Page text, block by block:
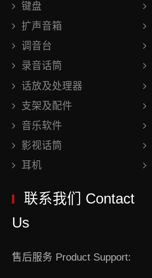
键盘
扩声音箱
调音台
录音话筒
话放及处理器
支架及配件
音乐软件
影视话筒
耳机
联系我们 Contact
Us
售后服务 Product Support: